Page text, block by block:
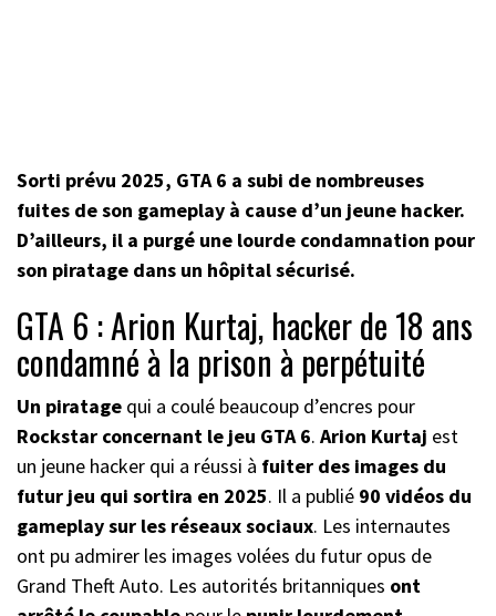
Sorti prévu 2025, GTA 6 a subi de nombreuses
fuites de son gameplay à cause d’un jeune hacker.
D’ailleurs, il a purgé une lourde condamnation pour
son piratage dans un hôpital sécurisé.
GTA 6 : Arion Kurtaj, hacker de 18 ans
condamné à la prison à perpétuité
Un piratage qui a coulé beaucoup d’encres pour
Rockstar concernant le jeu GTA 6. Arion Kurtaj est
un jeune hacker qui a réussi à fuiter des images du
futur jeu qui sortira en 2025. Il a publié 90 vidéos du
gameplay sur les réseaux sociaux. Les internautes
ont pu admirer les images volées du futur opus de
Grand Theft Auto. Les autorités britanniques ont